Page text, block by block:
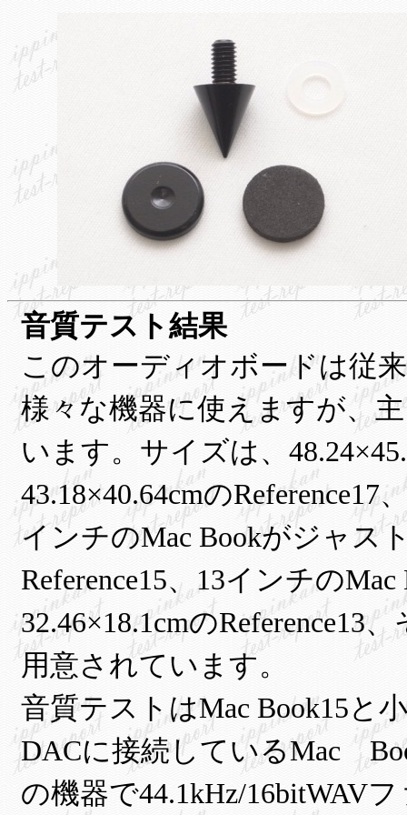
音質テスト結果
このオーディオボードは従
様々な機器に使えますが、
います。サイズは、
43.18×40.64cmのReference17
インチのMac Bookがジャス
Reference15、13インチの
32.46×18.1cmのReference13
用意されています。
音質テストはMac Book15と
DACに接続しているMac
の機器で44.1kHz/16bitWAV